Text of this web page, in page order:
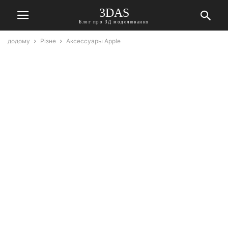
3DAS
Блог про 3Д моделювання
додому Різне Аксессуары Apple